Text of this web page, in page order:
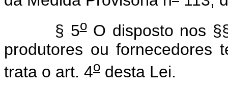
§ 5oO disposto nos
produtores ou fornecedores
trata o art. 4o desta Lei.